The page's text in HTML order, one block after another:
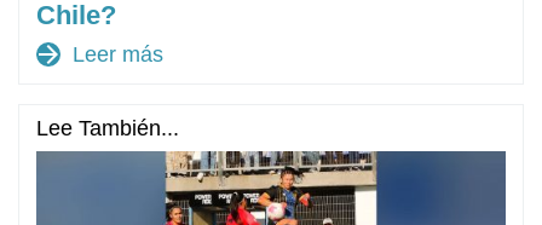
Chile?
arrow_forward Leer más
Lee También...